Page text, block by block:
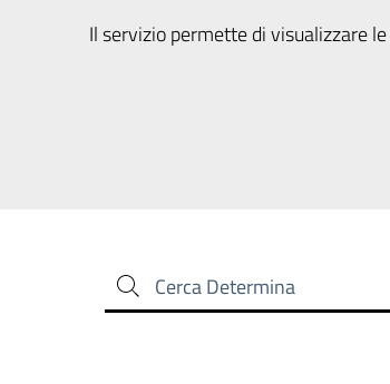
Il servizio permette di visualizzare
Cerca Determina